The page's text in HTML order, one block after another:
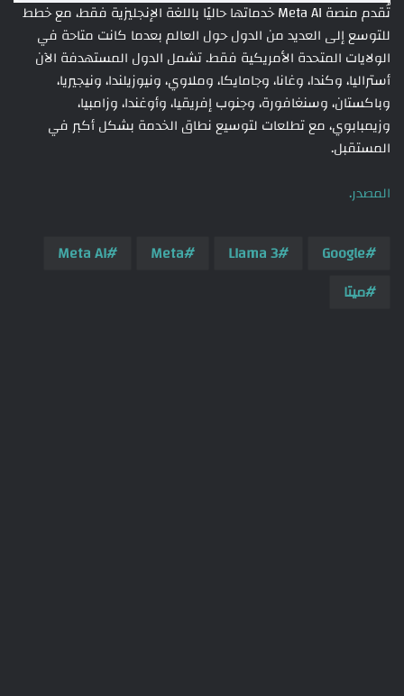
تُقدم منصة Meta AI خدماتها حاليًا باللغة الإنجليزية فقط، مع خطط
للتوسع إلى العديد من الدول حول العالم بعدما كانت متاحة في
الولايات المتحدة الأمريكية فقط. تشمل الدول المستهدفة الآن
أستراليا، وكندا، وغانا، وجامايكا، وملاوي، ونيوزيلندا، ونيجيريا،
وباكستان، وسنغافورة، وجنوب إفريقيا، وأوغندا، وزامبيا،
وزيمبابوي، مع تطلعات لتوسيع نطاق الخدمة بشكل أكبر في
المستقبل.
المصدر.
Google
LIama 3
Meta
Meta AI
ميتا